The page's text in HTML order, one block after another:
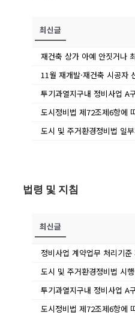
최신글
도시 및 주거환경정비법 일
법령 및 지침
최신글